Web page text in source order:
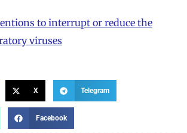
to interrupt or reduce the
viruses
X Telegram
Facebook